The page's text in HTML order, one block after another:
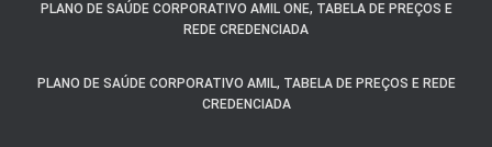
PLANO DE SAÚDE CORPORATIVO AMIL ONE, TABELA DE PREÇOS E
REDE CREDENCIADA
PLANO DE SAÚDE CORPORATIVO AMIL, TABELA DE PREÇOS E REDE
CREDENCIADA